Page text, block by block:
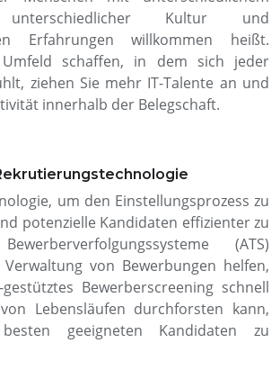
unterschiedlicher Kultur und
Erfahrungen willkommen heißt.
schaffen, in dem sich jeder
ziehen Sie mehr IT-Talente an und
innerhalb der Belegschaft.
um den Einstellungsprozess zu
potenzielle Kandidaten effizienter zu
(ATS)
von Bewerbungen helfen,
Bewerberscreening schnell
Lebensläufen durchforsten kann,
geeigneten Kandidaten zu